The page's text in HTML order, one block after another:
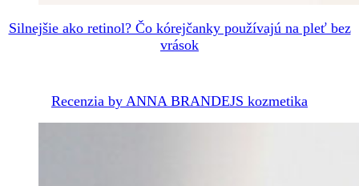
Silnejšie ako retinol? Čo kórejčanky používajú na pleť bez
vrások
Recenzia by ANNA BRANDEJS kozmetika